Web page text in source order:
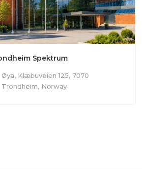
Spektrum
Øya, Klæbuveien 125, 7070
Trondheim, Norway